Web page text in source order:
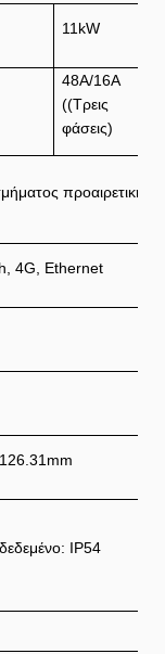
11kW
48A/16A
((Τρεις
φάσεις)
προαιρετική)
4G, Ethernet
IP54